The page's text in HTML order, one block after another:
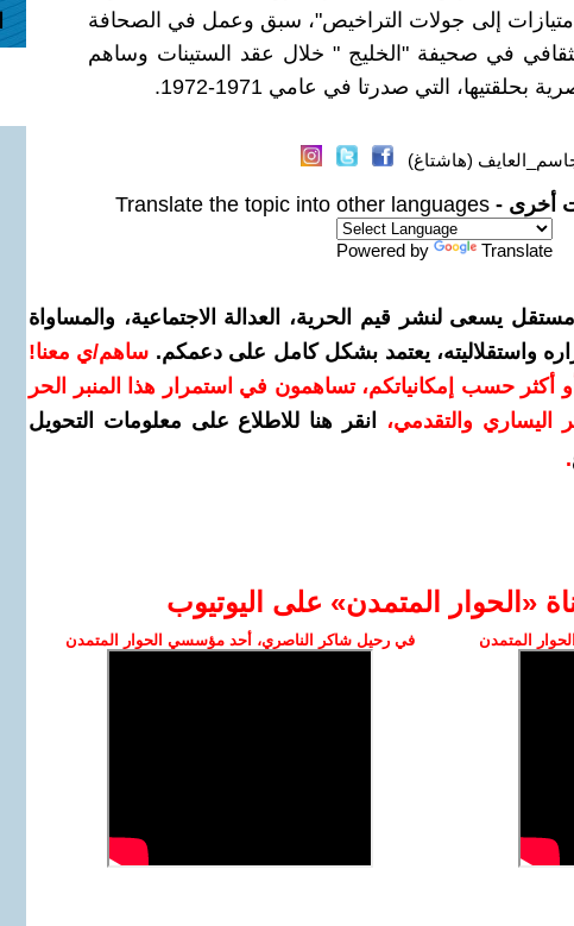
إلى جولات التراخيص"، سبق وعمل في الصحافة
في صحيفة "الخليج " خلال عقد الستينات وساهم
(هاشتاغ)
أخرى - Translate the topic into other languages
Powered by Translate
يسعى لنشر قيم الحرية، العدالة الاجتماعية، والمساواة
واستقلاليته، يعتمد بشكل كامل على دعمكم. ساهم/ي معنا!
سنويًا أو أكثر حسب إمكانياتكم، تساهمون في استمرار هذا المنبر الحر
اليساري والتقدمي،
انقر هنا للاطلاع على معلومات التحويل
.
‫«الحوار المتمدن» على اليوتيوب
المتمدن في رحيل شاكر الناصري، أحد مؤسسي الحوار المتمدن